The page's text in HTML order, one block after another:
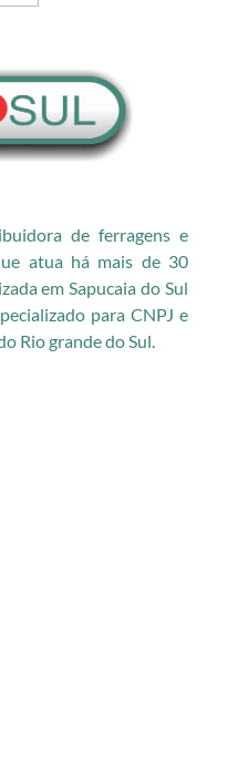
de ferragens e
atua há mais de 30
em Sapucaia do Sul
para CNPJ e
Rio grande do Sul.